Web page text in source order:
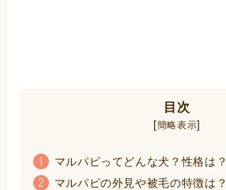
目次
[簡略表示]
1 マルパピってどんな犬？性格は？
2 マルパピの外見や被毛の特徴は？